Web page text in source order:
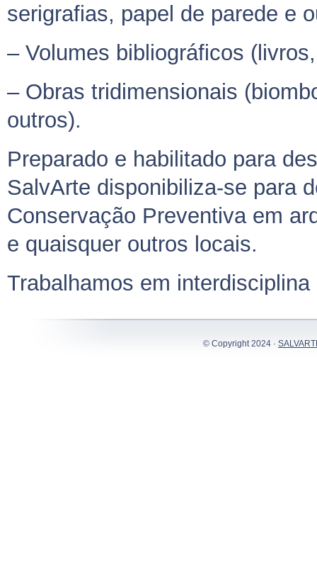
serigrafias, papel de parede e
– Volumes bibliográficos
– Obras tridimensionais
outros).
Preparado e habilitado para
SalvArte disponibiliza-se para
Conservação Preventiva em
e quaisquer outros locais.
Trabalhamos em
© Copyright 2024 ·